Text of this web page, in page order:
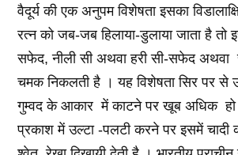
वैदूर्य की एक अनुपम विशेषता इसका
रत्न को जब-जब हिलाया-डुलाया जाता है तो
सफेद, नीली सी अथवा हरी सी-सफेद अथवा
चमक निकलती है । यह विशेषता सिर पर से
गुम्वद के आकार में काटने पर खूब अधिक हो
प्रकाश में उल्टा -पलटी करने पर इसमें चादी